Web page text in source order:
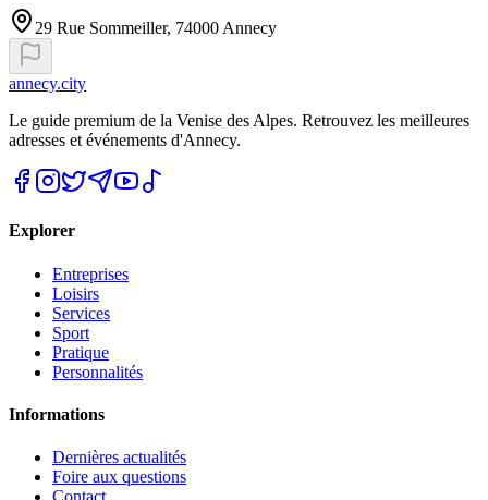
29 Rue Sommeiller, 74000 Annecy
annecy.city
Le guide premium de la Venise des Alpes. Retrouvez les meilleures
adresses et événements d'Annecy.
Explorer
Entreprises
Loisirs
Services
Sport
Pratique
Personnalités
Informations
Dernières actualités
Foire aux questions